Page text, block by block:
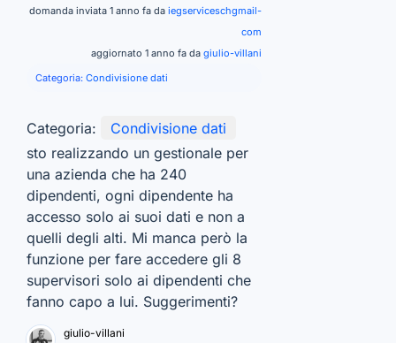
domanda inviata 1 anno fa da iegserviceschgmail-
com
aggiornato 1 anno fa da giulio-villani
Categoria: Condivisione dati
Categoria:
Condivisione dati
sto realizzando un gestionale per
una azienda che ha 240
dipendenti, ogni dipendente ha
accesso solo ai suoi dati e non a
quelli degli alti. Mi manca però la
funzione per fare accedere gli 8
supervisori solo ai dipendenti che
fanno capo a lui. Suggerimenti?
giulio-villani